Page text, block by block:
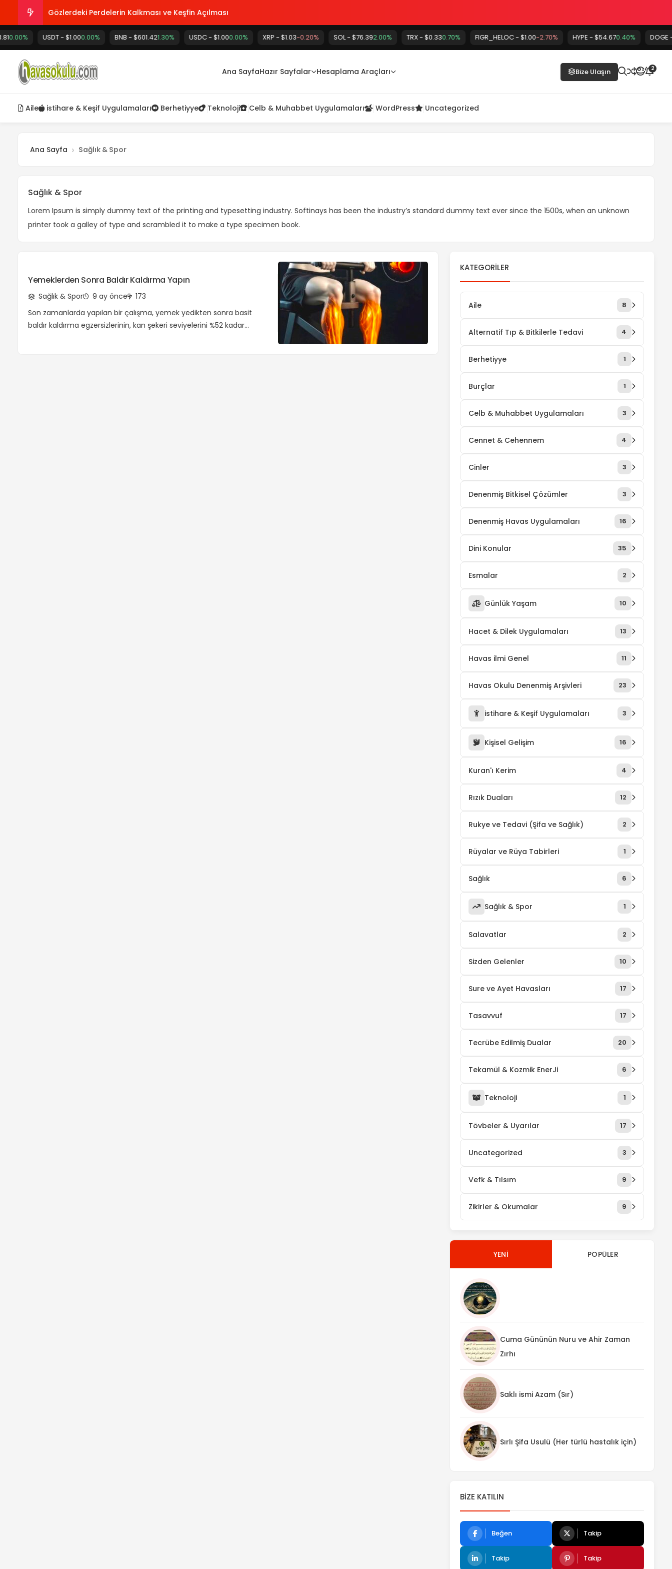
Gözlerdeki Perdelerin Kalkması ve Keşfin Açılması
Sana sevap verecek birini ara !
Kalp kararmasının alametleri
Düşkünlüğe sebep olan huylar
USDT - $1.000.00% BNB - $601.421.30% USDC - $1.000.00% XRP - $1.03-0.20% SOL - $76.392.00% TRX - $0.330.70% FIGR_HELOC - $1.00-2.70% HYPE - $54.670.40% DOGE - $0.07
Ana SayfaHazır Sayfalar Hesaplama Araçları Bize Ulaşın 2
Aile istihare & Keşif Uygulamaları Berhetiyye Teknoloji Celb & Muhabbet Uygulamaları WordPress Uncategorized
Ana Sayfa Sağlık & Spor
Sağlık & Spor
Lorem Ipsum is simply dummy text of the printing and typesetting industry. Softinays has been the industry’s standard dummy text ever since the 1500s, when an unknown
printer took a galley of type and scrambled it to make a type specimen book.
Yemeklerden Sonra Baldır Kaldırma Yapın
Sağlık & Spor 9 ay önce
173
Son zamanlarda yapılan bir çalışma, yemek yedikten sonra basit
baldır kaldırma egzersizlerinin, kan şekeri seviyelerini %52 kadar
KATEGORILER
Aile 8
Alternatif Tıp & Bitkilerle Tedavi 4
Berhetiyye 1
Burçlar 1
Celb & Muhabbet Uygulamaları 3
Cennet & Cehennem 4
Cinler 3
Denenmiş Bitkisel Çözümler 3
Denenmiş Havas Uygulamaları 16
Dini Konular 35
Esmalar 2
Günlük Yaşam 10
Hacet & Dilek Uygulamaları 13
Havas ilmi Genel 11
Havas Okulu Denenmiş Arşivleri 23
istihare & Keşif Uygulamaları 3
Kişisel Gelişim 16
Kuran'ı Kerim 4
Rızık Duaları 12
Rukye ve Tedavi (Şifa ve Sağlık) 2
Rüyalar ve Rüya Tabirleri 1
Sağlık 6
Sağlık & Spor 1
Salavatlar 2
Sizden Gelenler 10
Sure ve Ayet Havasları 17
Tasavvuf 17
Tecrübe Edilmiş Dualar 20
Tekamül & Kozmik EnerJi 6
Teknoloji 1
Tövbeler & Uyarılar 17
Uncategorized 3
Vefk & Tılsım 9
Zikirler & Okumalar 9
YENI POPÜLER
Cuma Gününün Nuru ve Ahir Zaman
Zırhı
Saklı ismi Azam (Sır)
Sırlı Şifa Usulü (Her türlü hastalık için)
BIZE KATILIN
Beğen Takip
Takip Takip